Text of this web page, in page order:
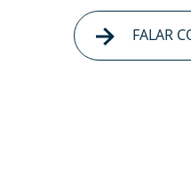
FALAR